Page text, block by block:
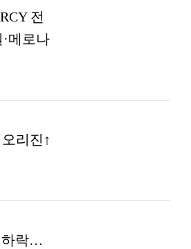
전
메로나
리진↑
하락…